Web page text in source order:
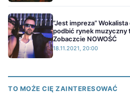
”Jest impreza”
podbić rynek muzyczny
Zobaczcie NOWOŚĆ
18.11.2021, 20:00
TO MOŻE CIĘ ZAINTERESOWAĆ